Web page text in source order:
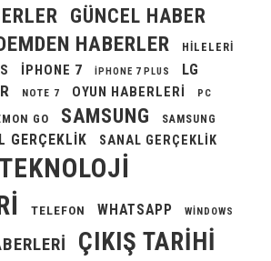
GÜNCEL HABER
HABERLER
HILELERI
IPHONE 7 IPHONE 7 PLUS LG
NOTE 7 OYUN HABERLERI PC
GO SAMSUNG
SAMSUNG
GERÇEKLIK SANAL GERÇEKLIK
TEKNOLOJI
TELEFON WHATSAPP WINDOWS
ÇIKIŞ TARIHI